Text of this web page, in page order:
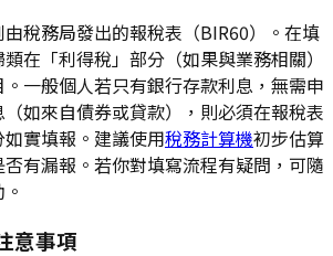
稅務局發出的報稅表（BIR60）。在填
在「利得稅」部分（如果與業務相關）
一般個人若只有銀行存款利息，無需申
如來自債券或貸款），則必須在報稅表
實填報。建議使用稅務計算機初步估算
有漏報。若你對填寫流程有疑問，可隨
意事項